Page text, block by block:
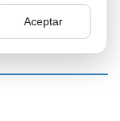
Aceptar